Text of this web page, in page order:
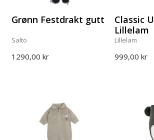
Grønn Festdrakt gutt
Salto
1290,00 kr
Classic
Lillelam
Lillelam
999,00 kr